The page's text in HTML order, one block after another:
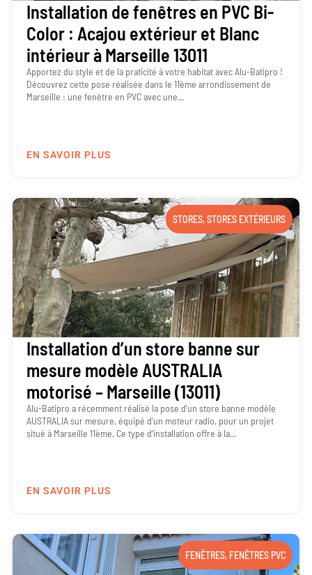
Installation de fenêtres en PVC Bi-
Color : Acajou extérieur et Blanc
intérieur à Marseille 13011
Apportez du style et de la praticité à votre habitat avec Alu-Batipro !
Découvrez cette pose réalisée dans le 11ème arrondissement de
Marseille : une fenêtre en PVC avec une...
EN SAVOIR PLUS
STORES,STORES EXTÉRIEURS
Installation d’un store banne sur
mesure modèle AUSTRALIA
motorisé – Marseille (13011)
Alu-Batipro a récemment réalisé la pose d’un store banne modèle
AUSTRALIA sur mesure, équipé d’un moteur radio, pour un projet
situé à Marseille 11ème. Ce type d’installation offre à la...
EN SAVOIR PLUS
FENÊTRES, FENÊTRES PVC